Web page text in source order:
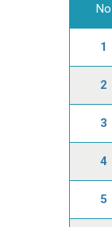
No
1
2
3
4
5